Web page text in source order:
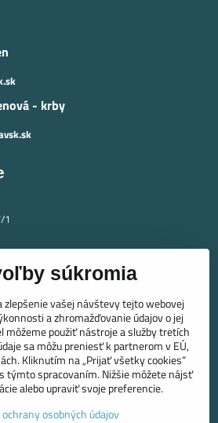
- krby
1
súkromia
zlepšenie vašej návštevy tejto webovej
a zhromažďovanie údajov o jej
môžeme použiť nástroje a služby tretích
sa môžu preniesť k partnerom v EÚ,
Kliknutím na „Prijať všetky cookies“
týmto spracovaním. Nižšie môžete nájsť
alebo upraviť svoje preferencie.
osobných údajov